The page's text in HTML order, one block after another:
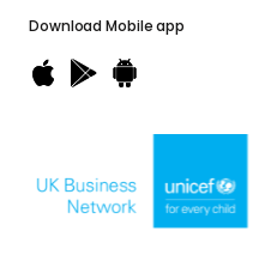
Download Mobile app